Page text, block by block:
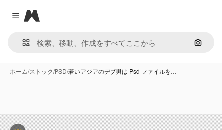
Close menu
Magnific
画像で
ホーム/ストック/PSD/若いアジアのデブ男は Psd ファイルを…